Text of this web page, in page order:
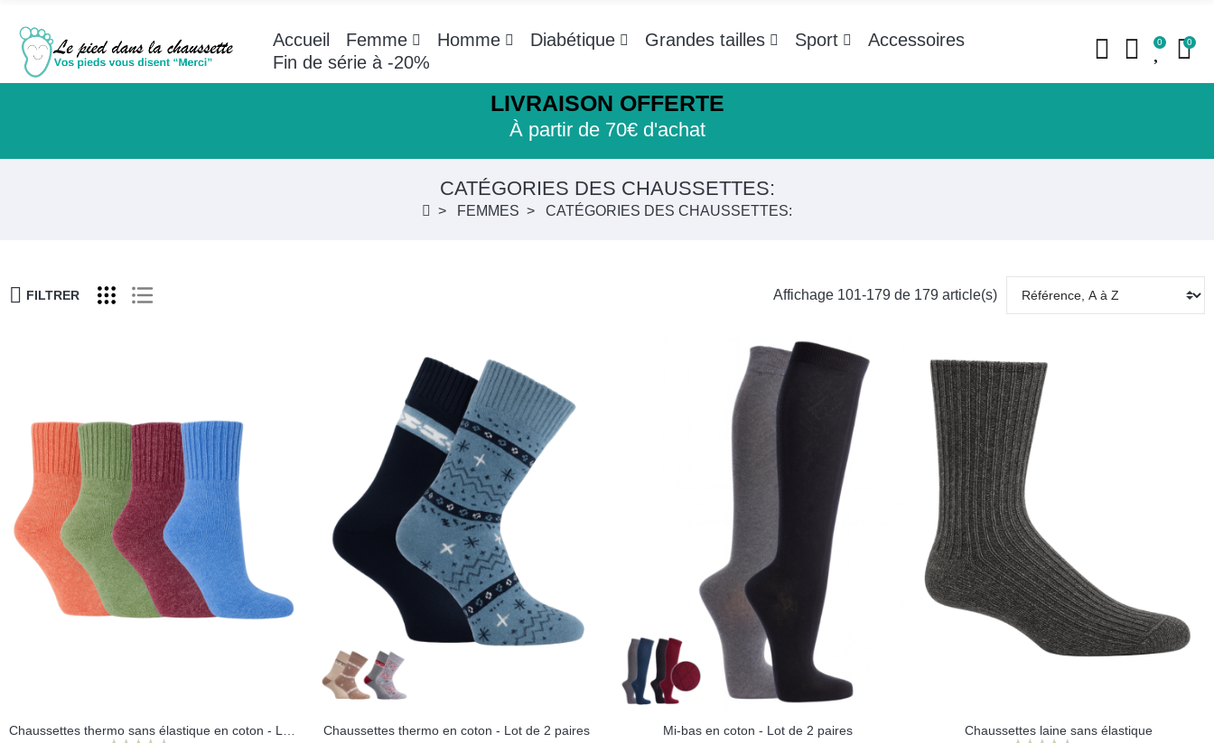
Accueil Femme Homme Diabétique Grandes tailles Sport
Accessoires
Fin de série à -20%
0 0
LIVRAISON OFFERTE
À partir de 70€ d'achat
CATÉGORIES DES CHAUSSETTES:
FEMMES CATÉGORIES DES CHAUSSETTES:
FILTRER Affichage 101-179 de 179 article(s)
Chaussettes thermo sans élastique en coton - Lot de 2 paires Chaussettes thermo en coton - Lot de 2 paires Mi-bas en coton - Lot de 2 paires Chaussettes laine sans élastique